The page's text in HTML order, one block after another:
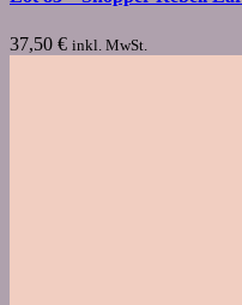
37,50 € inkl. MwSt.